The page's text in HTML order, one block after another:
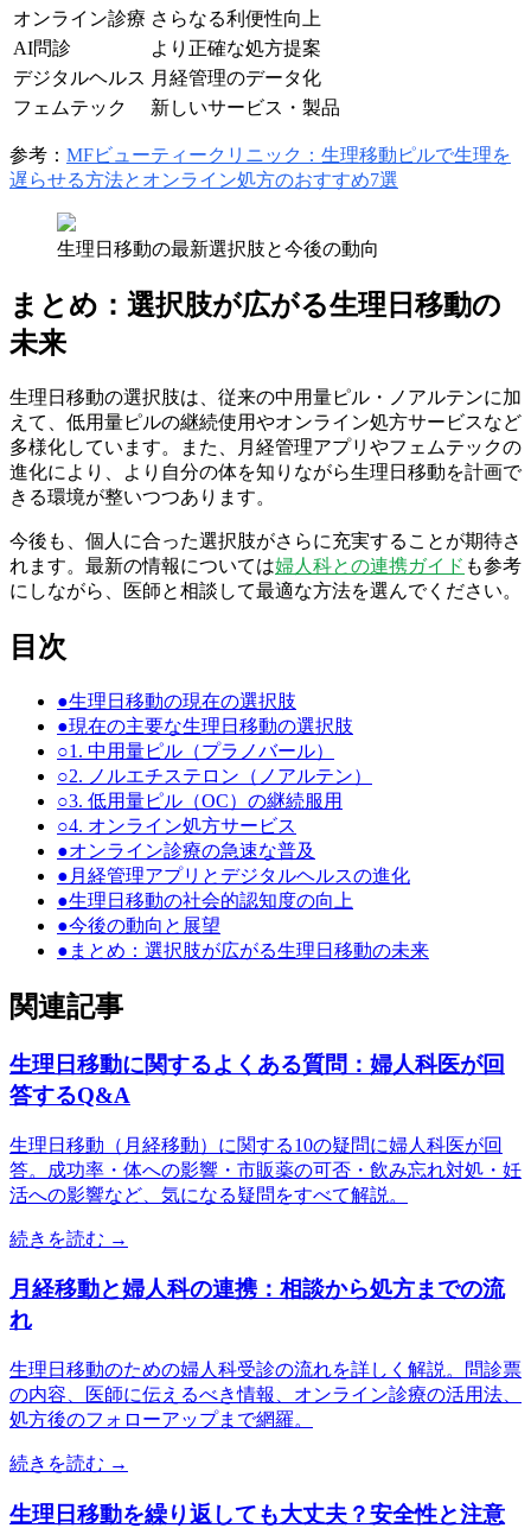
オンライン診療 さらなる利便性向上
AI問診
より正確な処方提案
デジタルヘルス 月経管理のデータ化
フェムテック
新しいサービス・製品
参考： MFビューティークリニック：生理移動ピルで生理を
遅らせる方法とオンライン処方のおすすめ7選
生理日移動の最新選択肢と今後の動向
まとめ：選択肢が広がる生理日移動の
未来
生理日移動の選択肢は、従来の中用量ピル・ノアルテンに加
えて、低用量ピルの継続使用やオンライン処方サービスなど
多様化しています。また、月経管理アプリやフェムテックの
進化により、より自分の体を知りながら生理日移動を計画で
きる環境が整いつつあります。
今後も、個人に合った選択肢がさらに充実することが期待さ
れます。最新の情報については婦人科との連携ガイド も参考
にしながら、医師と相談して最適な方法を選んでください。
目次
●生理日移動の現在の選択肢
●現在の主要な生理日移動の選択肢
○1. 中用量ピル（プラノバール）
○2. ノルエチステロン（ノアルテン）
○3. 低用量ピル（OC）の継続服用
○4. オンライン処方サービス
●オンライン診療の急速な普及
● 月経管理アプリとデジタルヘルスの進化
●生理日移動の社会的認知度の向上
●今後の動向と展望
● まとめ：選択肢が広がる生理日移動の未来
関連記事
生理日移動に関するよくある質問：婦人科医が回
答するQ&A
生理日移動（月経移動）に関する10の疑問に婦人科医が回
答。成功率・体への影響・市販薬の可否・飲み忘れ対処・妊
活への影響など、気になる疑問をすべて解説。
続きを読む →
月経移動と婦人科の連携：相談から処方までの流
れ
生理日移動のための婦人科受診の流れを詳しく解説。問診票
の内容、医師に伝えるべき情報、オンライン診療の活用法、
処方後のフォローアップまで網羅。
続きを読む →
生理日移動を繰り返しても大丈夫？安全性と注意